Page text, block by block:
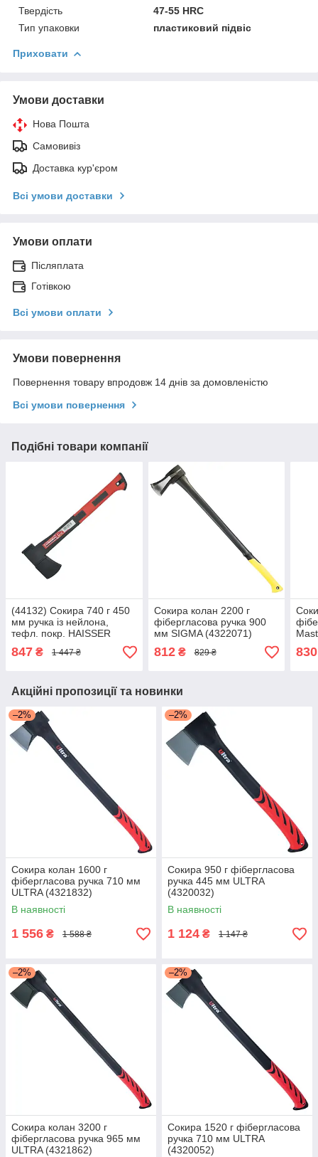
Твердість
47-55 HRC
Тип упаковки
пластиковий підвіс
Приховати
Умови доставки
Нова Пошта
Самовивіз
Доставка кур'єром
Всі умови доставки
Умови оплати
Післяплата
Готівкою
Всі умови оплати
Умови повернення
Повернення товару впродовж 14 днів за домовленістю
Всі умови повернення
Подібні товари компанії
(44132) Сокира 740 г 450
мм ручка із нейлона,
тефл. покр. HAISSER
847 ₴ 1 447 ₴
Сокира колан 2200 г
фібергласова ручка 900
мм SIGMA (4322071)
812₴ 829 ₴ 830
Акційні пропозиції та новинки
–2%
Сокира колан 1600 г
фібергласова ручка 710 мм
ULTRA (4321832)
В наявності
1 556 ₴ 1 588 ₴
–2%
Сокира 950 г фібергласова
ручка 445 мм ULTRA
(4320032)
В наявності
1 124 ₴ 1 147 ₴
–2%
Сокира колан 3200 г
фібергласова ручка 965 мм
ULTRA (4321862)
–2%
Сокира 1520 г фібергласова
ручка 710 мм ULTRA
(4320052)